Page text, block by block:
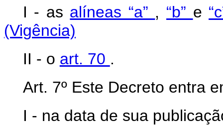
I - as alíneas “a” , “b” e
(Vigência)
II - o art. 70 .
Art. 7º Este Decreto entra
I - na data de sua